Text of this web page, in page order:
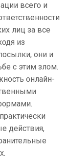
всего и
лиц за все
из
они и
с этим злом.
онлайн-
действия,